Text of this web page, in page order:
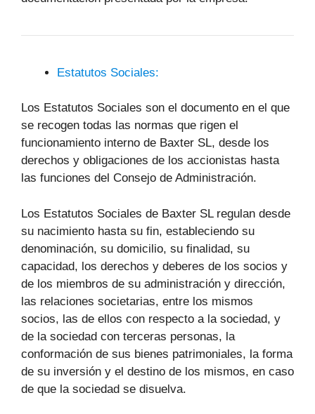
Estatutos Sociales:
Los Estatutos Sociales son el documento en el que
se recogen todas las normas que rigen el
funcionamiento interno de Baxter SL, desde los
derechos y obligaciones de los accionistas hasta
las funciones del Consejo de Administración.
Los Estatutos Sociales de Baxter SL regulan desde
su nacimiento hasta su fin, estableciendo su
denominación, su domicilio, su finalidad, su
capacidad, los derechos y deberes de los socios y
de los miembros de su administración y dirección,
las relaciones societarias, entre los mismos
socios, las de ellos con respecto a la sociedad, y
de la sociedad con terceras personas, la
conformación de sus bienes patrimoniales, la forma
de su inversión y el destino de los mismos, en caso
de que la sociedad se disuelva.